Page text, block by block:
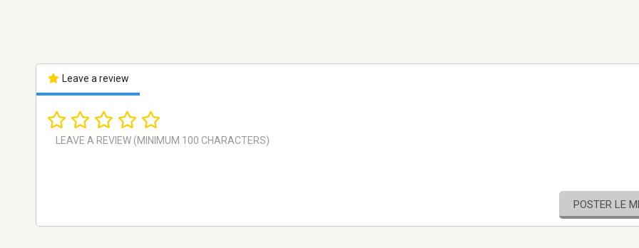
Leave a review
POSTER LE